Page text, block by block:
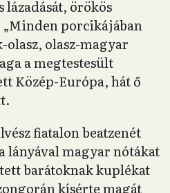
örökös
„Minden porcikájában
olasz, olasz-magyar
a megtestesült
Közép-Európa, hát ő
fiatalon beatzenét
lányával magyar nótákat
barátoknak kuplékat
kísérte magát